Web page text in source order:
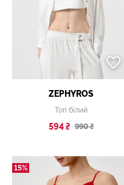
ZEPHYROS
Топ білий
594 ₴ 990 ₴
15%